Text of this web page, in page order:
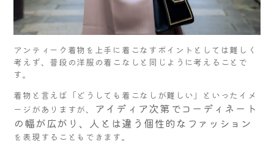
アンティーク着物を上手に着こなすポイントとしては難しく
考えず、普段の洋服の着こなしと同じように考えることで
す。
着物と言えば「どうしても着こなしが難しい」といったイメ
ージがありますが、
アイディア次第でコーディネート
の幅が広がり、人とは違う個性的なファッション
を表現することもできます。